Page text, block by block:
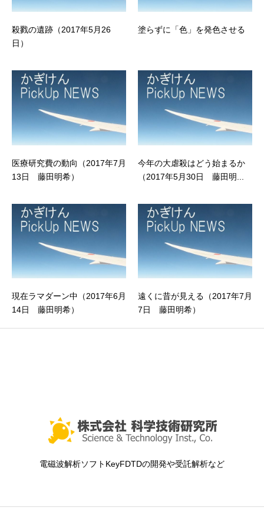
殺戮の遺跡（2017年5月26
日）
塗らずに「色」を発色させる
医療研究費の動向（2017年7月
13日 藤田明希）
今年の大虐殺はどう始まるか
（2017年5月30日 藤田明...
現在ラマダーン中（2017年6月
14日 藤田明希）
遠くに昔が見える（2017年7月
7日 藤田明希）
電磁波解析ソフトKeyFDTDの開発や受託解析など